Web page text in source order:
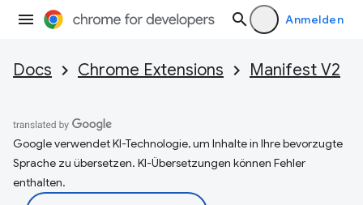
Anmelden
Docs Chrome Extensions Manifest V2
Google verwendet KI-Technologie, um Inhalte in Ihre bevorzugte
Sprache zu übersetzen. KI-Übersetzungen können Fehler
enthalten.